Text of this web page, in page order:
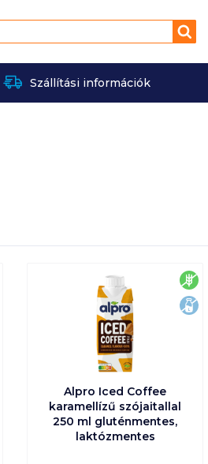
Szállítási információk
Alpro Iced Coffee
karamellízű szójaitallal
250 ml gluténmentes,
laktózmentes